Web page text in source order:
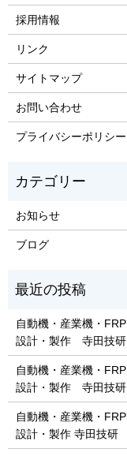
採用情報
リンク
サイトマップ
お問い合わせ
プライバシーポリシー
お知らせ
ブログ
自動機・産業機・
設計・製作 寺田技研
自動機・産業機・
設計・製作 寺田
自動機・産業機・
設計・製作 寺田技